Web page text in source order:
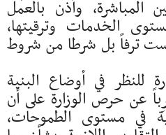
وأذن بالعمل
الخدمات وترقيتها،
ترفاً بل شرطا من شروط
في أوضاع البنية
عن حرص الوزارة على أن
في مستوى الطموحات،